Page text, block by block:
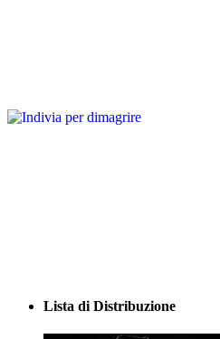
Lista di Distribuzione